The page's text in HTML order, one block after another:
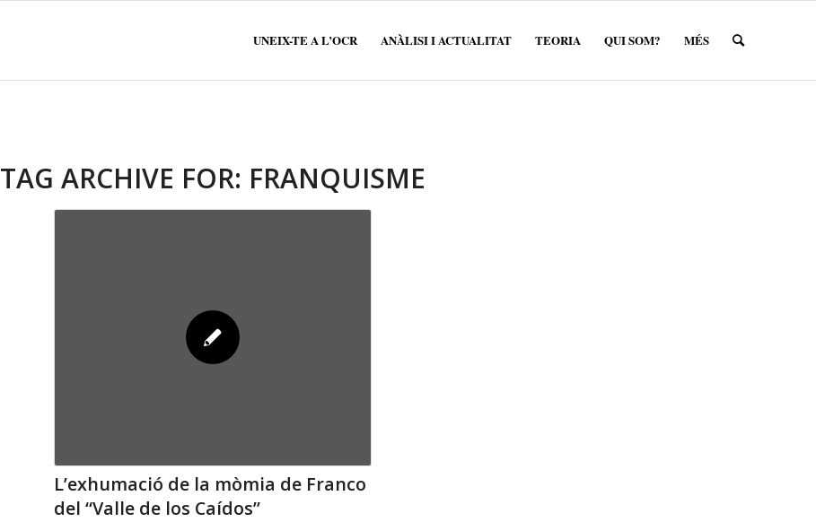
UNEIX-TE A L’OCR ANÀLISI I ACTUALITAT TEORIA QUI SOM? MÉS
TAG ARCHIVE FOR: FRANQUISME
L’exhumació de la mòmia de Franco
del “Valle de los Caídos”